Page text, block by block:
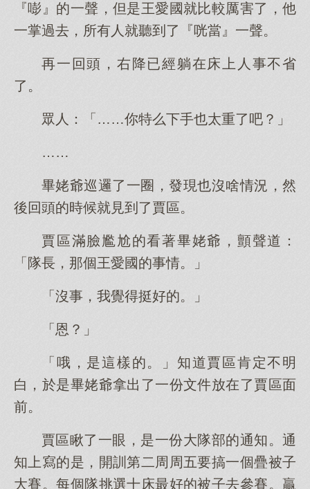
『嘭』的一聲，但是王愛國就比較厲害了，他
一掌過去，所有人就聽到了『咣當』一聲。
再一回頭，右降已經躺在床上人事不省
了。
眾人：「……你特么下手也太重了吧？」
……
畢姥爺巡邏了一圈，發現也沒啥情況，然
後回頭的時候就見到了賈區。
賈區滿臉尷尬的看著畢姥爺，顫聲道：
「隊長，那個王愛國的事情。」
「沒事，我覺得挺好的。」
「恩？」
「哦，是這樣的。」知道賈區肯定不明
白，於是畢姥爺拿出了一份文件放在了賈區面
前。
賈區瞅了一眼，是一份大隊部的通知。通
知上寫的是，開訓第二周周五要搞一個疊被子
大賽。每個隊挑選十床最好的被子去參賽。贏